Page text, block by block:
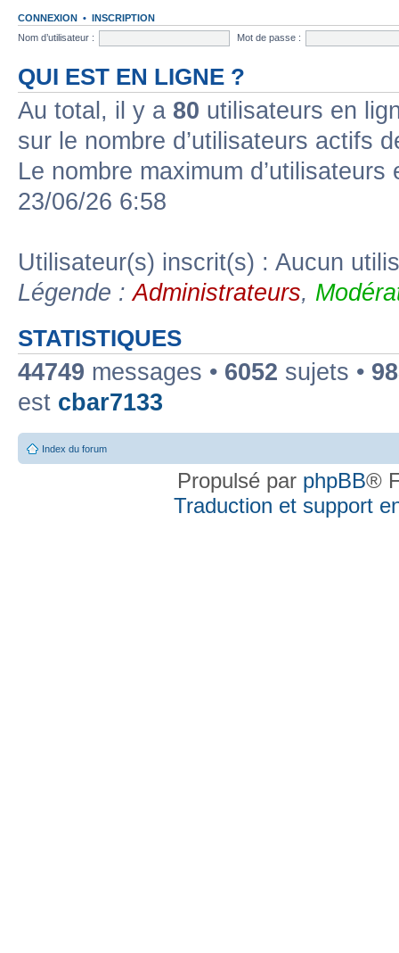
CONNEXION • INSCRIPTION
Nom d’utilisateur :
Mot de passe :
QUI EST EN LIGNE ?
Au total, il y a 80 utilisateurs en
sur le nombre d’utilisateurs actifs
Le nombre maximum
23/06/26 6:58
Utilisateur(s) inscrit(s) : Aucun
Légende :Administrateurs,
STATISTIQUES
44749 messages • 6052 sujets •
est cbar7133
Index du forum
Propulsé par phpBB®
Traduction et support